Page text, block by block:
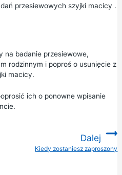
przesiewowych szyjki macicy .
na badanie przesiewowe,
rodzinnym i poproś o usunięcie z
macicy.
ich o ponowne wpisanie
Dalej
Kiedy zostaniesz zaproszony